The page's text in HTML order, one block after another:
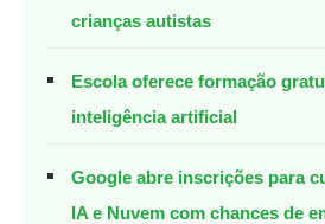
crianças autistas
Escola oferece formação
inteligência artificial
Google abre inscrições para
IA e Nuvem com chances de